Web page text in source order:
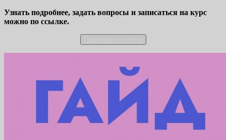
Узнать подробнее, задать вопросы и записаться на курс
можно по ссылке.